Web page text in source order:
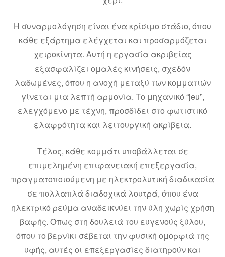
Η συναρμολόγηση είναι ένα κρίσιμο στάδιο, όπου
κάθε εξάρτημα ελέγχεται και προσαρμόζεται
χειροκίνητα. Αυτή η εργασία ακριβείας
εξασφαλίζει ομαλές κινήσεις, σχεδόν
λαδωμένες, όπου η ανοχή μεταξύ των κομματιών
γίνεται μια λεπτή αρμονία. Το μηχανικό “jeu”,
ελεγχόμενο με τέχνη, προσδίδει στο φωτιστικό
ελαφρότητα και λειτουργική ακρίβεια.
Τέλος, κάθε κομμάτι υποβάλλεται σε
επιμελημένη επιφανειακή επεξεργασία,
πραγματοποιούμενη με ηλεκτρολυτική διαδικασία
σε πολλαπλά διαδοχικά λουτρά, όπου ένα
ηλεκτρικό ρεύμα αναδεικνύει την ύλη χωρίς χρήση
βαφής. Όπως στη δουλειά του ευγενούς ξύλου,
όπου το βερνίκι σέβεται την φυσική ομορφιά της
υφής, αυτές οι επεξεργασίες διατηρούν και